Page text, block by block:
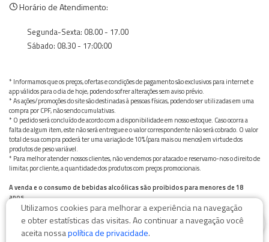
Horário de Atendimento:
Segunda-Sexta: 08.00 - 17.00
Sábado: 08.30 - 17:00:00
* Informamos que os preços, ofertas e condições de pagamento são exclusivos para internet e
app válidos para o dia de hoje, podendo sofrer alterações sem aviso prévio.
* As ações/promoções do site são destinadas à pessoas físicas, podendo ser utilizadas em uma
compra por CPF, não sendo cumulativas.
* O pedido será concluído de acordo com a disponibilidade em nosso estoque. Caso ocorra a
falta de algum item, este não será entregue e o valor correspondente não será cobrado. O valor
total de sua compra poderá ter uma variação de 10% (para mais ou menos) em virtude dos
produtos de peso variável.
* Para melhor atender nossos clientes, não vendemos por atacado e reservamo-nos o direito de
limitar, por cliente, a quantidade dos produtos com preços promocionais.
A venda e o consumo de bebidas alcoólicas são proibidos para menores de 18
anos.
Bebida alcoólica pode causar dependência química e, em excesso, provoca graves males à saúde.
Beba com moderação
Utilizamos cookies para melhorar a experiência na navegação
e obter estatísticas das visitas. Ao continuar a navegação você
aceita nossapolítica de privacidade.